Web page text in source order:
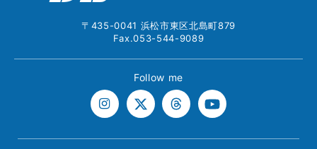
〒435-0041 浜松市東区北島町879
Fax.053-544-9089
Follow me